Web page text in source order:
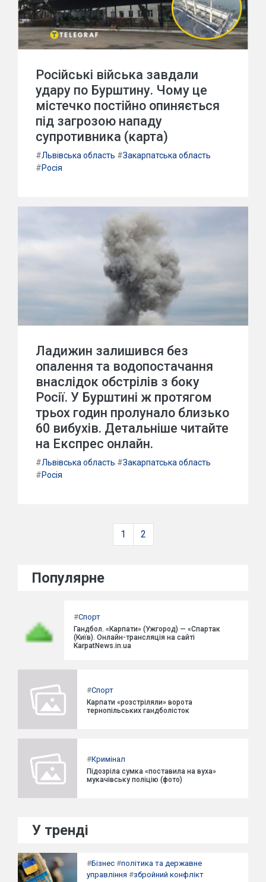
Російські війська завдали
удару по Бурштину. Чому це
містечко постійно опиняється
під загрозою нападу
супротивника (карта)
#Львівська область #Закарпатська область
#Росія
Ладижин залишився без
опалення та водопостачання
внаслідок обстрілів з боку
Росії. У Бурштині ж протягом
трьох годин пролунало близько
60 вибухів. Детальніше читайте
на Експрес онлайн.
#Львівська область #Закарпатська область
#Росія
1 2
Популярне
#Спорт
Гандбол. «Карпати» (Ужгород) — «Спартак
(Київ). Онлайн-трансляція на сайті
KarpatNews.in.ua
#Спорт
Карпати «розстріляли» ворота
тернопільських гандболісток
#Кримінал
Підозріла сумка «поставила на вуха»
мукачівську поліцію (фото)
У тренді
#Бізнес #політика та державне
управління #збройний конфлікт